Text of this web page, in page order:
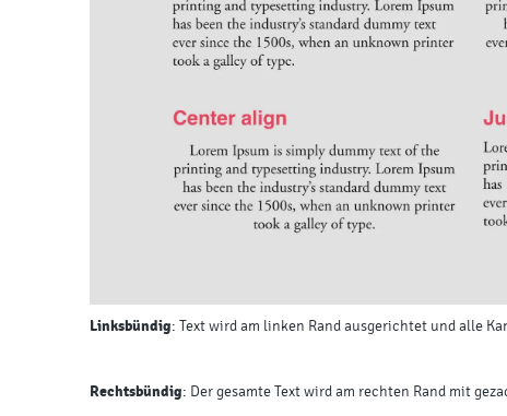
Linksbündig: Text wird am linken Rand ausgerichtet und alle
Rechtsbündig: Der gesamte Text wird am rechten Rand mit